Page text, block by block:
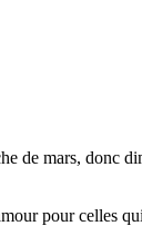
de mars, donc
pour celles